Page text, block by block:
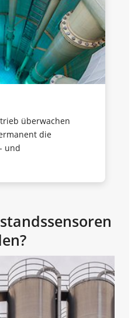
überwachen
die
und